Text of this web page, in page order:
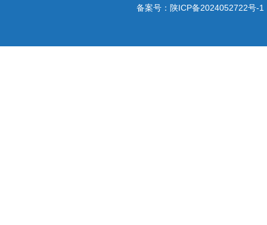
备案号： 陕ICP备2024052722号-1